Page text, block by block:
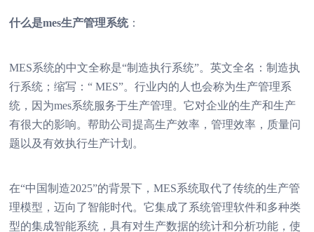
什么是mes生产管理系统：
MES系统的中文全称是“制造执行系统”。英文全名：制造执
行系统；缩写：“ MES”。行业内的人也会称为生产管理系
统，因为mes系统服务于生产管理。它对企业的生产和生产
有很大的影响。帮助公司提高生产效率，管理效率，质量问
题以及有效执行生产计划。
在“中国制造2025”的背景下，MES系统取代了传统的生产管
理模型，迈向了智能时代。它集成了系统管理软件和多种类
型的集成智能系统，具有对生产数据的统计和分析功能，使